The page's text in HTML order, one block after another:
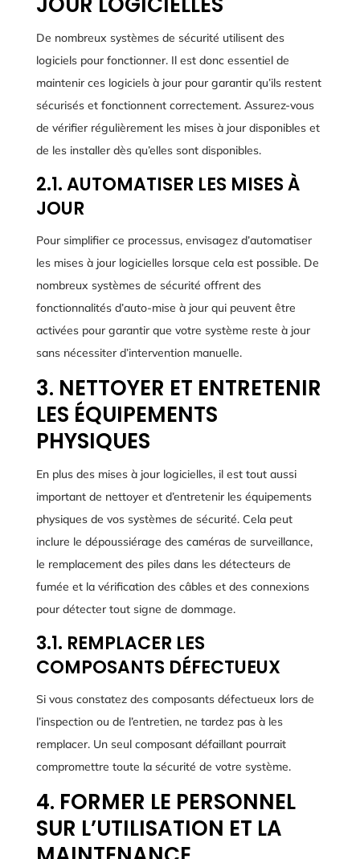
De nombreux systèmes de sécurité utilisent des
logiciels pour fonctionner. Il est donc essentiel de
maintenir ces logiciels à jour pour garantir qu’ils restent
sécurisés et fonctionnent correctement. Assurez-vous
de vérifier régulièrement les mises à jour disponibles et
de les installer dès qu’elles sont disponibles.
2.1. AUTOMATISER LES MISES À
JOUR
Pour simplifier ce processus, envisagez d’automatiser
les mises à jour logicielles lorsque cela est possible. De
nombreux systèmes de sécurité offrent des
fonctionnalités d’auto-mise à jour qui peuvent être
activées pour garantir que votre système reste à jour
sans nécessiter d’intervention manuelle.
3. NETTOYER ET ENTRETENIR
LES ÉQUIPEMENTS
PHYSIQUES
En plus des mises à jour logicielles, il est tout aussi
important de nettoyer et d’entretenir les équipements
physiques de vos systèmes de sécurité. Cela peut
inclure le dépoussiérage des caméras de surveillance,
le remplacement des piles dans les détecteurs de
fumée et la vérification des câbles et des connexions
pour détecter tout signe de dommage.
3.1. REMPLACER LES
COMPOSANTS DÉFECTUEUX
Si vous constatez des composants défectueux lors de
l’inspection ou de l’entretien, ne tardez pas à les
remplacer. Un seul composant défaillant pourrait
compromettre toute la sécurité de votre système.
4. FORMER LE PERSONNEL
SUR L’UTILISATION ET LA